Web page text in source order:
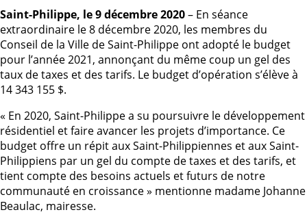
Saint-Philippe, le 9 décembre 2020– En séance
extraordinaire le 8 décembre 2020, les membres du
Conseil de la Ville de Saint-Philippe ont adopté le budget
pour l’année 2021, annonçant du même coup un gel des
taux de taxes et des tarifs. Le budget d’opération s’élève à
14 343 155 $.
« En 2020, Saint-Philippe a su poursuivre le développement
résidentiel et faire avancer les projets d’importance. Ce
budget offre un répit aux Saint-Philippiennes et aux Saint-
Philippiens par un gel du compte de taxes et des tarifs, et
tient compte des besoins actuels et futurs de notre
communauté en croissance » mentionne madame Johanne
Beaulac, mairesse.